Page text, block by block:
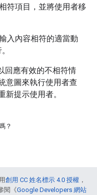
符項目，並將使用者移
入內容相符的適當動
回應有效的不相符情
意圖來執行使用者查
新提示使用者。
？
創用 CC 姓名標示 4.0 授權 ，
閱《Google Developers 網站